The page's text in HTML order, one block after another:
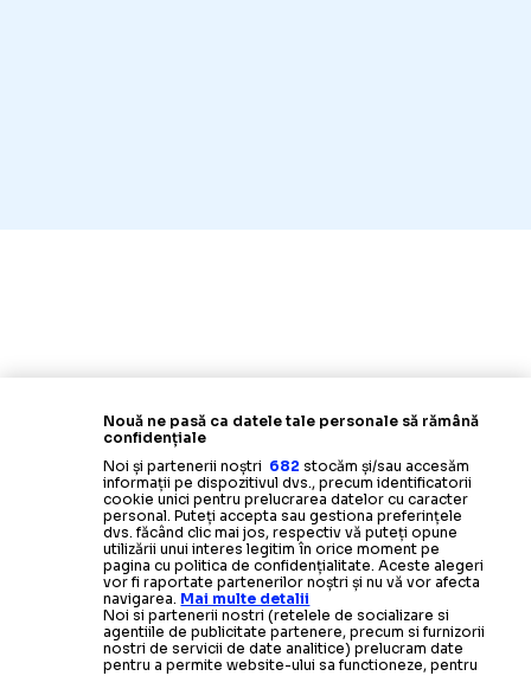
Nouă ne pasă ca datele tale personale să rămână
confidențiale
Noi și partenerii noștri 682 stocăm și/sau accesăm
informații pe dispozitivul dvs., precum identificatorii
cookie unici pentru prelucrarea datelor cu caracter
personal. Puteți accepta sau gestiona preferințele
dvs. făcând clic mai jos, respectiv vă puteți opune
utilizării unui interes legitim în orice moment pe
pagina cu politica de confidențialitate. Aceste alegeri
vor fi raportate partenerilor noștri și nu vă vor afecta
navigarea. Mai multe detalii
Noi si partenerii nostri (retelele de socializare si
agentiile de publicitate partenere, precum si furnizorii
nostri de servicii de date analitice) prelucram date
pentru a permite website-ului sa functioneze, pentru